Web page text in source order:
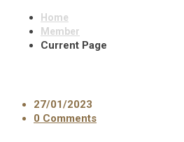
Home
Member
Current Page
27/01/2023
0 Comments